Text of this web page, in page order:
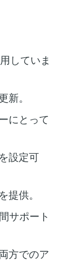
していま
新。
にとって
設定可
供。
サポート
方でのア